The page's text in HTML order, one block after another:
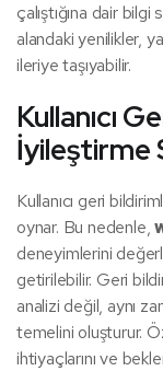
çalıştığına dair
alandaki yenilikler,
ileriye taşıyabilir.
Kullanıcı
İyileştirme
Kullanıcı geri
oynar. Bu nedenle,
deneyimlerini
getirilebilir. Geri
analizi değil, aynı
temelini oluşturur.
ihtiyaçlarını ve